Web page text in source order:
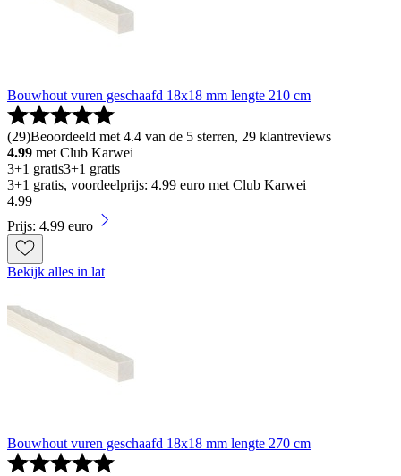
Bouwhout vuren geschaafd 18x18 mm lengte 210 cm
(29)Beoordeeld met 4.4 van de 5 sterren, 29 klantreviews
4.99 met Club Karwei
3+1 gratis3+1 gratis
3+1 gratis, voordeelprijs: 4.99 euro met Club Karwei
4.99
Prijs: 4.99 euro
Bekijk alles in lat
Bouwhout vuren geschaafd 18x18 mm lengte 270 cm